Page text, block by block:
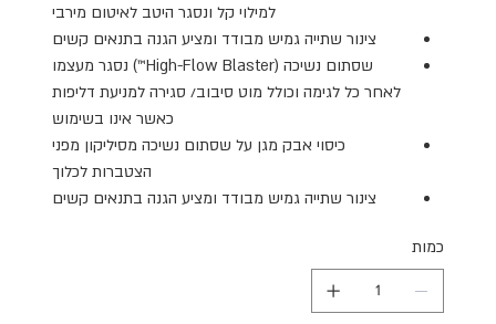
למילוי קל ונסגר היטב לאיטום מירבי
צינור שתייה גמיש מבודד ומציע הגנה בתנאים קשים
שסתום נשיכה (High-Flow Blaster™)‎ נסגר מעצמו
לאחר כל לגימה וכולל מוט סיבוב/ סגירה למניעת דליפות
כאשר אינו בשימוש
כיסוי אבק מגן על שסתום נשיכה מסיליקון מפני
הצטברות לכלוך
צינור שתייה גמיש מבודד ומציע הגנה בתנאים קשים
כמות